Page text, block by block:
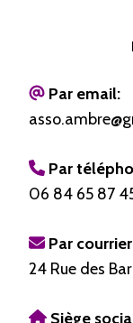
Par email:
Par
06 84 65 87
Par
24 Rue des
Siège